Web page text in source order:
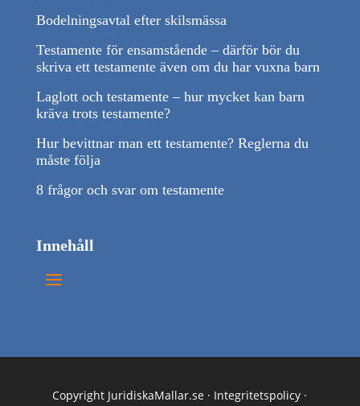
Bodelningsavtal efter skilsmässa
Testamente för ensamstående – därför bör du
skriva ett testamente även om du har vuxna barn
Laglott och testamente – hur mycket kan barn
kräva trots testamente?
Hur bevittnar man ett testamente? Reglerna du
måste följa
8 frågor och svar om testamente
Innehåll
Copyright JuridiskaMallar.se · Integritetspolicy ·